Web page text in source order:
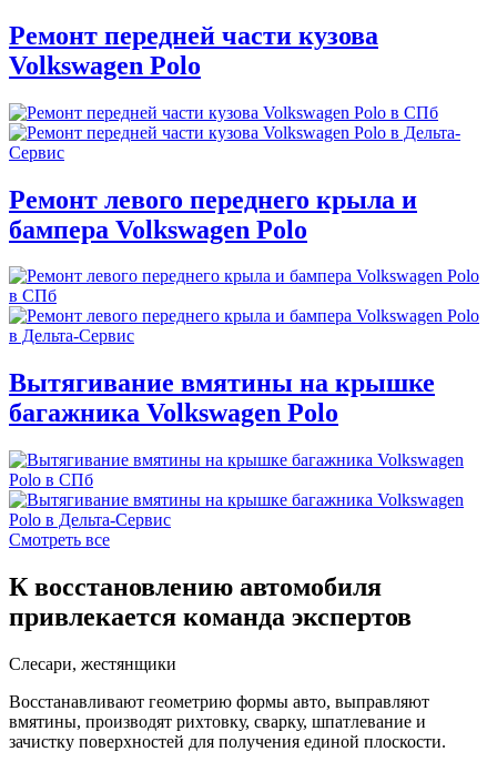
Ремонт передней части кузова
Volkswagen Polo
Ремонт левого переднего крыла и
бампера Volkswagen Polo
Вытягивание вмятины на крышке
багажника Volkswagen Polo
Смотреть все
К восстановлению автомобиля
привлекается команда экспертов
Слесари, жестянщики
Восстанавливают геометрию формы авто, выправляют
вмятины, производят рихтовку, сварку, шпатлевание и
зачистку поверхностей для получения единой плоскости.